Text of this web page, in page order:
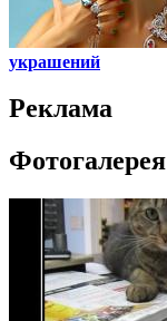
украшений
Реклама
Фотогалерея